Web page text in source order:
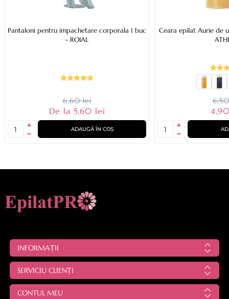
Pantaloni pentru impachetare corporala 1 buc
- ROIAL
6,60 lei
De la 5,60 lei
ADAUGĂ ÎN COȘ
Ceara epilat Aurie de
INFORMAȚII
SERVICIU CLIENȚI
CONTUL MEU